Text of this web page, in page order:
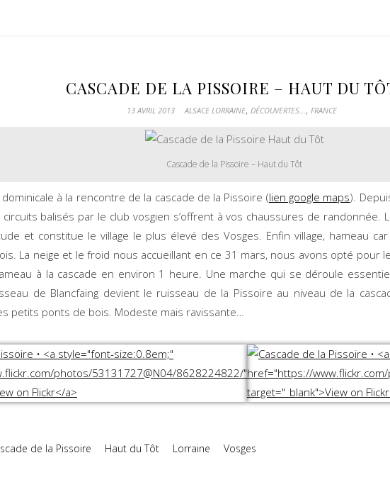
CASCADE DE LA PISSOIRE – HAUT DU
13 AVRIL 2013 ALSACE LORRAINE, DÉCOUVERTES..., FRANCE
Cascade de la Pissoire – Haut du Tôt
à la rencontre de la cascade de la Pissoire (lien google maps).
balisés par le club vosgien s’offrent à vos chaussures de randonnée.
et constitue le village le plus élevé des Vosges. Enfin village, hameau
La neige et le froid nous accueillant en ce 31 mars, nous avons opté pour
à la cascade en environ 1 heure. Une marche qui se déroule
de Blancfaing devient le ruisseau de la Pissoire au niveau de la
petits ponts de bois. Modeste mais ravissante…
de la Pissoire Haut du Tôt Lorraine Vosges